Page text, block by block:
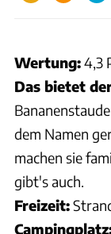
Wertung:4,3
Das bietet
dem Namen
machen sie
gibt's auch.
Freizeit: